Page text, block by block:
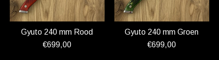
Gyuto 240 mm Rood
€699,00
Gyuto 240 mm Groen
€699,00